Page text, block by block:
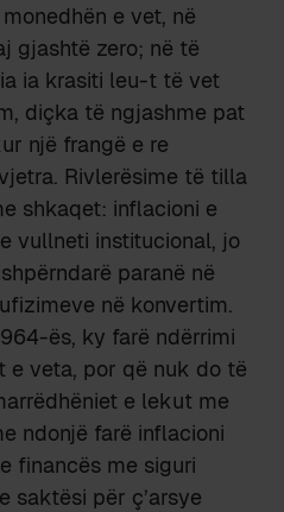
e vet, në
gjashtë zero; në të
ia krasiti leu-t të vet
diçka të ngjashme pat
një frangë e re
Rivlerësime të tilla
shkaqet: inflacioni e
vullneti institucional, jo
paranë në
në konvertim.
ës, ky farë ndërrimi
e veta, por që nuk do të
e lekut me
ndonjë farë inflacioni
financës me siguri
saktësi për ç’arsye